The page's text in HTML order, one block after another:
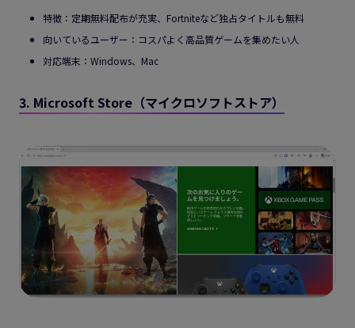
特徴：定期無料配布が充実、Fortniteなど独占タイトルも無料
向いているユーザー：コスパよく高品質ゲームを集めたい人
対応端末：Windows、Mac
3. Microsoft Store（マイクロソフトストア）